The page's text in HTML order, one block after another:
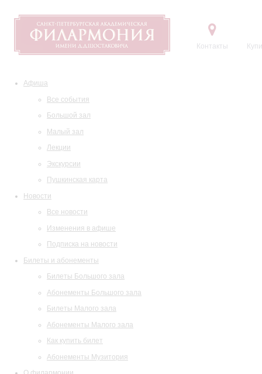
Контакты
Афиша
Все события
Большой зал
Малый зал
Лекции
Экскурсии
Пушкинская карта
Новости
Все новости
Изменения в афише
Подписка на новости
Билеты и абонементы
Билеты Большого зала
Абонементы Большого зала
Билеты Малого зала
Абонементы Малого зала
Как купить билет
Абонементы Музитория